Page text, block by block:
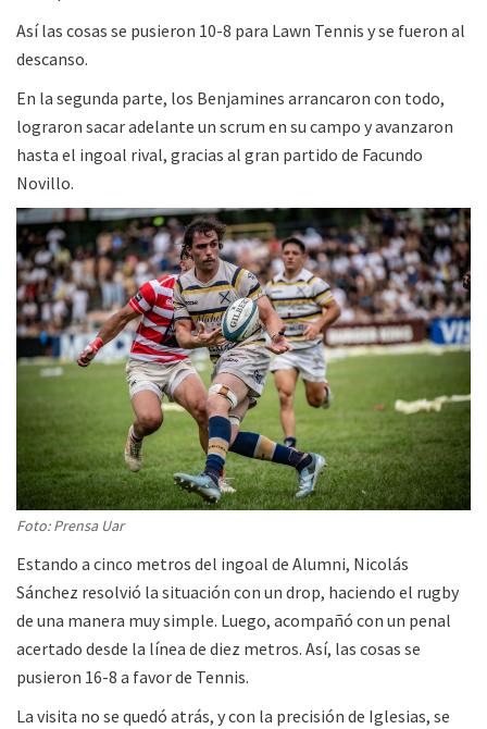
Así las cosas se pusieron 10-8 para Lawn Tennis y se fueron al
descanso.
En la segunda parte, los Benjamines arrancaron con todo,
lograron sacar adelante un scrum en su campo y avanzaron
hasta el ingoal rival, gracias al gran partido de Facundo
Novillo.
Foto: Prensa Uar
Estando a cinco metros del ingoal de Alumni, Nicolás
Sánchez resolvió la situación con un drop, haciendo el rugby
de una manera muy simple. Luego, acompañó con un penal
acertado desde la línea de diez metros. Así, las cosas se
pusieron 16-8 a favor de Tennis.
La visita no se quedó atrás, y con la precisión de Iglesias, se